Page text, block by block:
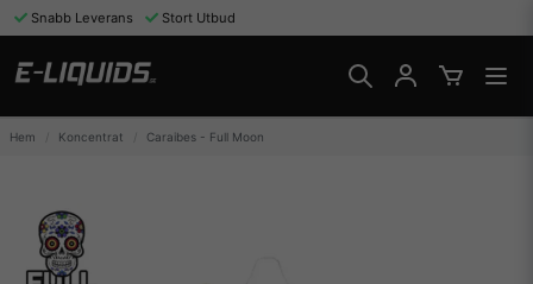
Snabb Leverans Stort Utbud
Hem Koncentrat Caraibes - Full Moon